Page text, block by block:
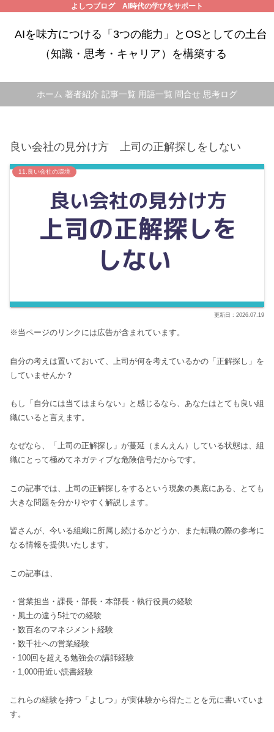
よしつブログ AI時代の学びをサポート
AIを味方につける「3つの能力」とOSとしての土台
（知識・思考・キャリア）を構築する
ホーム 著者紹介 記事一覧 用語一覧 問合せ 思考ログ
良い会社の見分け方 上司の正解探しをしない
11.良い会社の環境
2026.07.19
※当ページのリンクには広告が含まれています。
自分の考えは置いておいて、上司が何を考えているかの「正解探し」を
していませんか？
もし「自分には当てはまらない」と感じるなら、あなたはとても良い組
織にいると言えます。
なぜなら、「上司の正解探し」が蔓延（まんえん）している状態は、組
織にとって極めてネガティブな危険信号だからです。
この記事では、上司の正解探しをするという現象の奥底にある、とても
大きな問題を分かりやすく解説します。
皆さんが、今いる組織に所属し続けるかどうか、また転職の際の参考に
なる情報を提供いたします。
この記事は、
・営業担当・課長・部長・本部長・執行役員の経験
・風土の違う5社での経験
・数百名のマネジメント経験
・数千社への営業経験
・100回を超える勉強会の講師経験
・1,000冊近い読書経験
これらの経験を持つ「よしつ」が実体験から得たことを元に書いていま
す。